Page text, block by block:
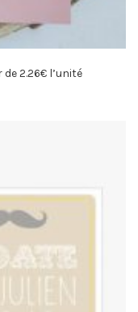
2.26€ l’unité